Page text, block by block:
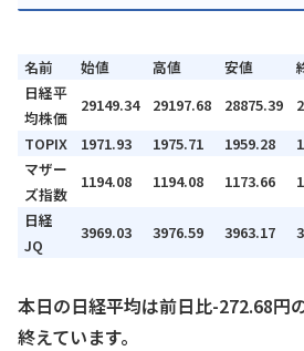
名前 始値 高値 安値
日経平
均株価
29149.34 29197.68 28875.39
TOPIX
1971.93 1975.71 1959.28
マザー
ズ指数
1194.08 1194.08 1173.66
日経
JQ
3969.03 3976.59 3963.17
本日の日経平均は前日比-272.68円
終えています。